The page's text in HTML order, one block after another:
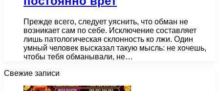
Прежде всего, следует уяснить, что обман не
возникает сам по себе. Исключение составляет
лишь патологическая склонность ко лжи. Один
умный человек высказал такую мысль: не хочешь,
чтобы тебя обманывали, не…
Свежие записи